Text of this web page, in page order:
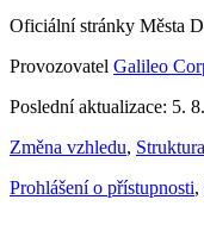
Oficiální stránky Města
Provozovatel Galileo
Poslední aktualizace: 5.
Změna vzhledu,
Prohlášení o přístupnosti,